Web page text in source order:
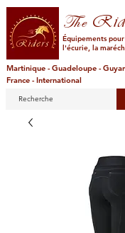
The
Équipements
l'écurie, la
Martinique - Guadeloupe -
France - International